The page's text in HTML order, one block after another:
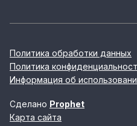
Политика обработки данных
Политика
Информация об
Сделано Prophet
Карта сайта